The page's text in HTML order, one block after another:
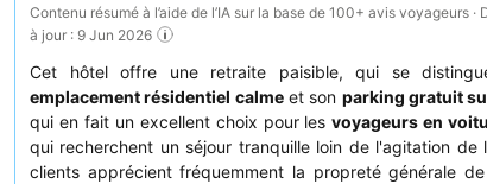
Contenu résumé à l’aide de l’IA sur la base de 100+ avis voyageurs ·
à jour : 9 Jun 2026
Cet hôtel offre une retraite paisible, qui se
emplacement résidentiel calmeet son parking gratuit
qui en fait un excellent choix pour lesvoyageurs en
qui recherchent un séjour tranquille loin de l'agitation de
clients apprécient fréquemment la propreté générale